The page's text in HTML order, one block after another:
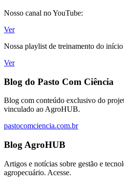
Nosso canal no YouTube:
Ver
Nossa playlist de treinamento do
Ver
Blog do Pasto Com Ciência
Blog com conteúdo exclusivo do
vinculado ao AgroHUB.
pastocomciencia.com.br
Blog AgroHUB
Artigos e notícias sobre gestão e
agropecuário. Acesse.